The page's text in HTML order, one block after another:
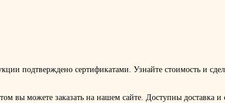
подтверждено сертификатами. Узнайте стоимость и
вы можете заказать на нашем сайте. Доступны доставка